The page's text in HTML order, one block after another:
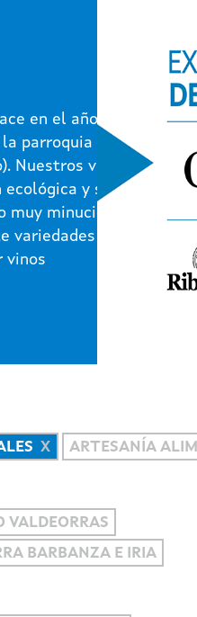
en el año
parroquia de
Nuestros vinos
y son
minucioso,
variedades
vinos
ARTESANÍA
VALDEORRAS
BARBANZA E IRIA